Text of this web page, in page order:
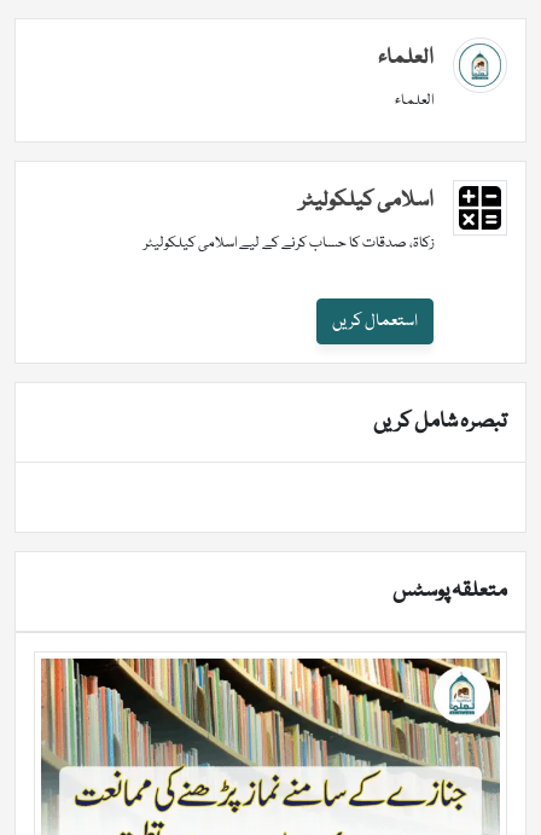
العلماء
العلماء
اسلامی کیلکولیٹر
زکاۃ، صدقات کا حساب کرنے کے لیے اسلامی کیلکولیٹر
استعمال کریں
تبصرہ شامل کریں
متعلقہ پوسٹس